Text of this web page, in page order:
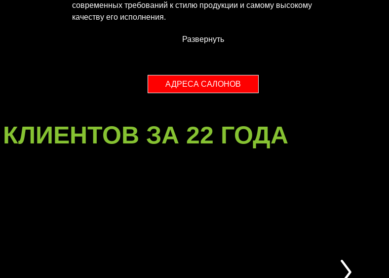
современных требований к стилю продукции и самому высокому
качеству его исполнения.
Развернуть
АДРЕСА САЛОНОВ
КЛИЕНТОВ ЗА 22 ГОДА